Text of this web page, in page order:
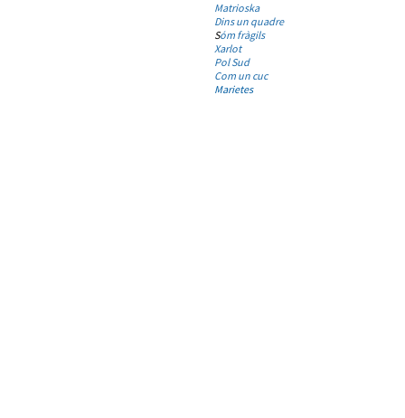
Matrioska
Dins un quadre
Sóm fràgils
Xarlot
Pol Sud
Com un cuc
Marietes